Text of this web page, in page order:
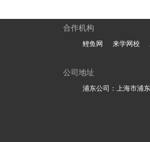
合作机构
鲤鱼网 来学网校
公司地址
浦东公司：上海市浦